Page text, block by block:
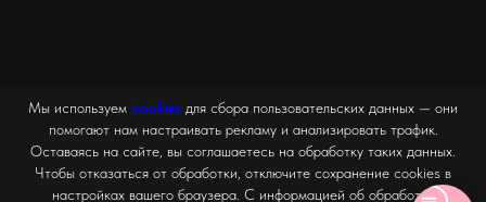
Мы используем cookies для сбора пользовательских данных — они
помогают нам настраивать рекламу и анализировать трафик.
Оставаясь на сайте, вы соглашаетесь на обработку таких данных.
Чтобы отказаться от обработки, отключите сохранение cookies в
настройках вашего браузера. С информацией об обработке